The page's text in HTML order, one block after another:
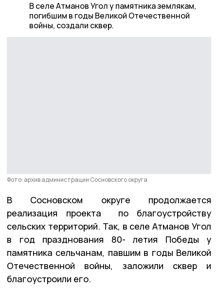
В селе Атманов Угол у памятника землякам,
погибшим в годы Великой Отечественной
войны, создали сквер.
Фото: архив администрации Сосновского округа
В Сосновском округе продолжается
реализация проекта по благоустройству
сельских территорий. Так, в селе Атманов Угол
в год празднования 80- летия Победы у
памятника сельчанам, павшим в годы Великой
Отечественной войны, заложили сквер и
благоустроили его.